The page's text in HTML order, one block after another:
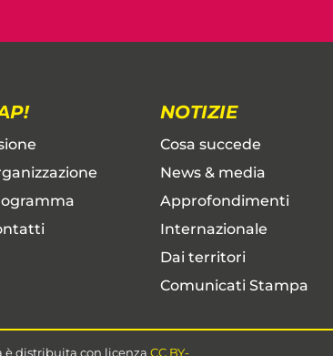
NOTIZIE
Cosa succede
News & media
Approfondimenti
Internazionale
Dai territori
Comunicati Stampa
è distribuita con licenza CC BY-